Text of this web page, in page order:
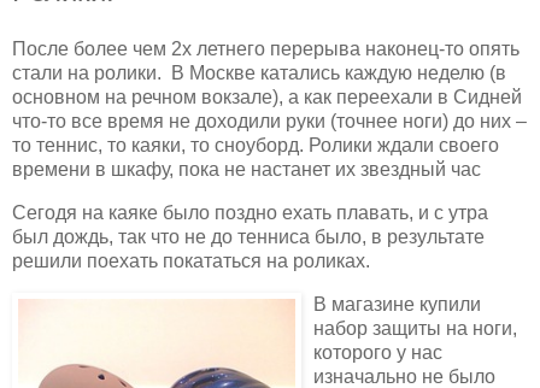
После более чем 2х летнего перерыва наконец-то опять
стали на ролики. В Москве катались каждую неделю (в
основном на речном вокзале), а как переехали в Сидней
что-то все время не доходили руки (точнее ноги) до них –
то теннис, то каяки, то сноуборд. Ролики ждали своего
времени в шкафу, пока не настанет их звездный час
Сегодя на каяке было поздно ехать плавать, и с утра
был дождь, так что не до тенниса было, в результате
решили поехать покататься на роликах.
В магазине купили
набор защиты на ноги,
которого у нас
изначально не было